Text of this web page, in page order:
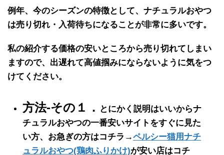
例年、 今のシーズンの特徴として、 ナチュラルおやつ
は売り切れ・入荷待ちになることが非常に多いです。
私の紹介する価格の安いところから売り切れてしまい
ますので、出遅れて高値掴みにならないように気をつ
けてください。
方法-その１．
とにかく説明はいいからナ
チュラルおやつの一番安いサイトをすぐに見た
い方、お急ぎの方はコチラ→ペルシー猫用ナチ
ュラルおやつ(鶏肉ふりかけ)が安い店はコチ